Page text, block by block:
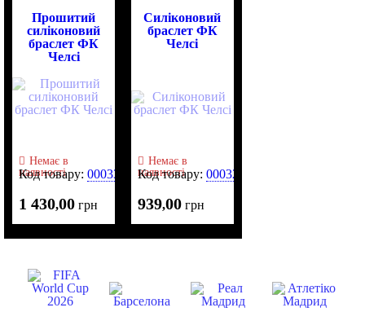
Прошитий
силіконовий
браслет ФК
Челсі
Немає в
наявності
Код товару:0003392
1 430,00 грн
Силіконовий
браслет ФК
Челсі
Немає в
наявності
Код товару:0003288
939,00 грн